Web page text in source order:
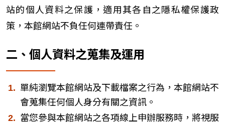
站的個人資料之保護，適用其各自之隱私權保護政
策，本館網站不負任何連帶責任。
二、個人資料之蒐集及運用
單純瀏覽本館網站及下載檔案之行為，本館網站不
會蒐集任何個人身分有關之資訊。
當您參與本館網站之各項線上申辦服務時，將視服